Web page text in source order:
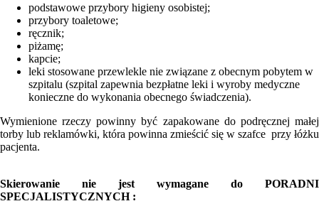
podstawowe przybory higieny osobistej;
przybory toaletowe;
ręcznik;
piżamę;
kapcie;
leki stosowane przewlekle nie związane z obecnym pobytem w
szpitalu (szpital zapewnia bezpłatne leki i wyroby medyczne
konieczne do wykonania obecnego świadczenia).
Wymienione rzeczy powinny być zapakowane do podręcznej małej
torby lub reklamówki, która powinna zmieścić się w szafce przy łóżku
pacjenta.
Skierowanie nie jest wymagane do PORADNI
SPECJALISTYCZNYCH :